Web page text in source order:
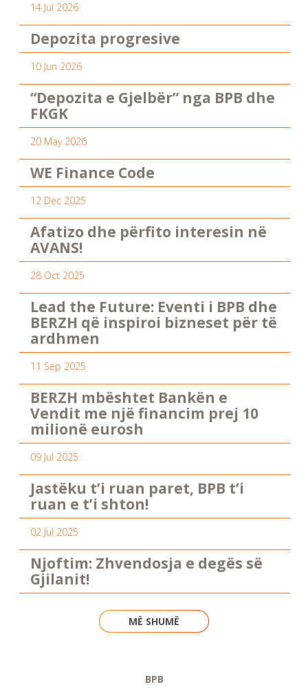
14 Jul 2026
Depozita progresive
10 Jun 2026
“Depozita e Gjelbër” nga BPB dhe
FKGK
20 May 2026
WE Finance Code
12 Dec 2025
Afatizo dhe përfito interesin në
AVANS!
28 Oct 2025
Lead the Future: Eventi i BPB dhe
BERZH që inspiroi bizneset për të
ardhmen
11 Sep 2025
BERZH mbështet Bankën e
Vendit me një financim prej 10
milionë eurosh
09 Jul 2025
Jastëku t’i ruan paret, BPB t’i
ruan e t’i shton!
02 Jul 2025
Njoftim: Zhvendosja e degës së
Gjilanit!
MË SHUMË
BPB